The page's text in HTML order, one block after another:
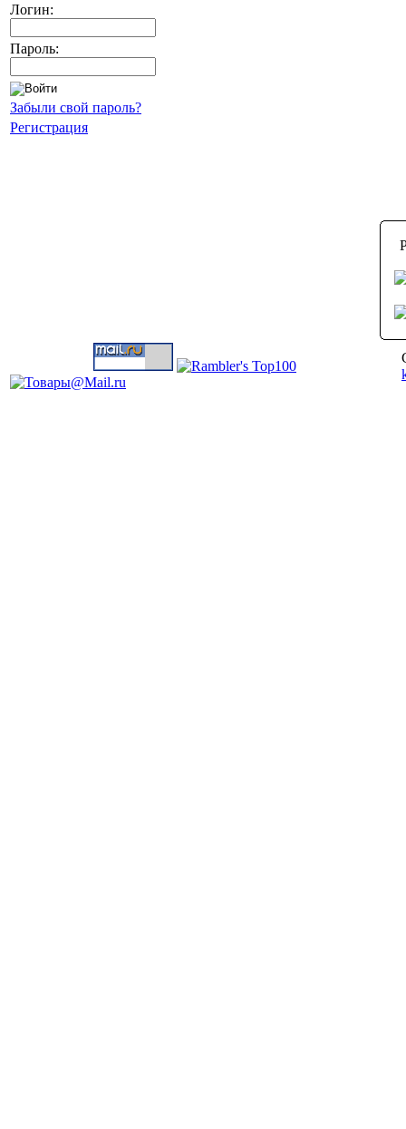
Логин:
Пароль:
Забыли свой пароль?
Регистрация